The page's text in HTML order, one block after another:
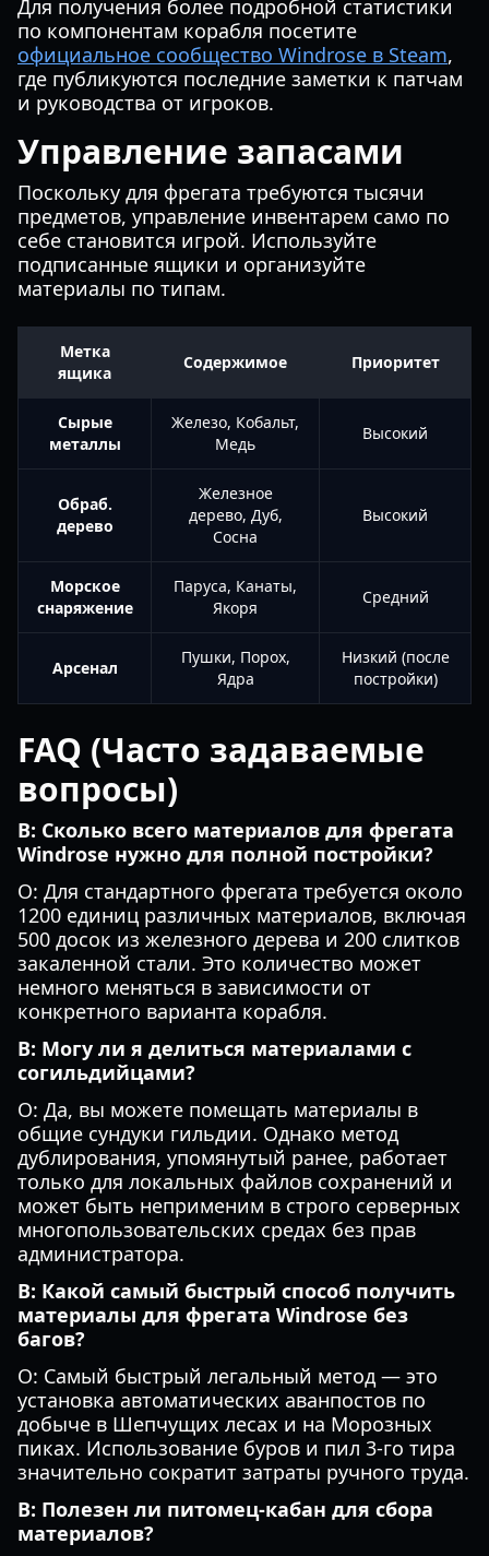
Для получения более подробной статистики
по компонентам корабля посетите
официальное сообщество Windrose в Steam,
где публикуются последние заметки к патчам
и руководства от игроков.
Управление запасами
Поскольку для фрегата требуются тысячи
предметов, управление инвентарем само по
себе становится игрой. Используйте
подписанные ящики и организуйте
материалы по типам.
Метка
ящика
Содержимое Приоритет
Сырые
металлы
Железо, Кобальт,
Медь
Высокий
Обраб.
дерево
Железное
дерево, Дуб,
Сосна
Высокий
Морское
снаряжение
Паруса, Канаты,
Якоря
Средний
Арсенал
Пушки, Порох,
Ядра
Низкий (после
постройки)
FAQ (Часто задаваемые
вопросы)
В: Сколько всего материалов для фрегата
Windrose нужно для полной постройки?
О: Для стандартного фрегата требуется около
1200 единиц различных материалов, включая
500 досок из железного дерева и 200 слитков
закаленной стали. Это количество может
немного меняться в зависимости от
конкретного варианта корабля.
В: Могу ли я делиться материалами с
согильдийцами?
О: Да, вы можете помещать материалы в
общие сундуки гильдии. Однако метод
дублирования, упомянутый ранее, работает
только для локальных файлов сохранений и
может быть неприменим в строго серверных
многопользовательских средах без прав
администратора.
В: Какой самый быстрый способ получить
материалы для фрегата Windrose без
багов?
О: Самый быстрый легальный метод — это
установка автоматических аванпостов по
добыче в Шепчущих лесах и на Морозных
пиках. Использование буров и пил 3-го тира
значительно сократит затраты ручного труда.
В: Полезен ли питомец-кабан для сбора
материалов?